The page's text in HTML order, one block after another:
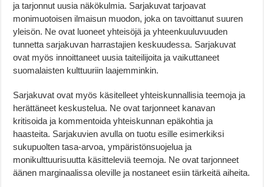
ja tarjonnut uusia näkökulmia. Sarjakuvat tarjoavat
monimuotoisen ilmaisun muodon, joka on tavoittanut suuren
yleisön. Ne ovat luoneet yhteisöjä ja yhteenkuuluvuuden
tunnetta sarjakuvan harrastajien keskuudessa. Sarjakuvat
ovat myös innoittaneet uusia taiteilijoita ja vaikuttaneet
suomalaisten kulttuuriin laajemminkin.
Sarjakuvat ovat myös käsitelleet yhteiskunnallisia teemoja ja
herättäneet keskustelua. Ne ovat tarjonneet kanavan
kritisoida ja kommentoida yhteiskunnan epäkohtia ja
haasteita. Sarjakuvien avulla on tuotu esille esimerkiksi
sukupuolten tasa-arvoa, ympäristönsuojelua ja
monikulttuurisuutta käsitteleviä teemoja. Ne ovat tarjonneet
äänen marginaalissa oleville ja nostaneet esiin tärkeitä aiheita.